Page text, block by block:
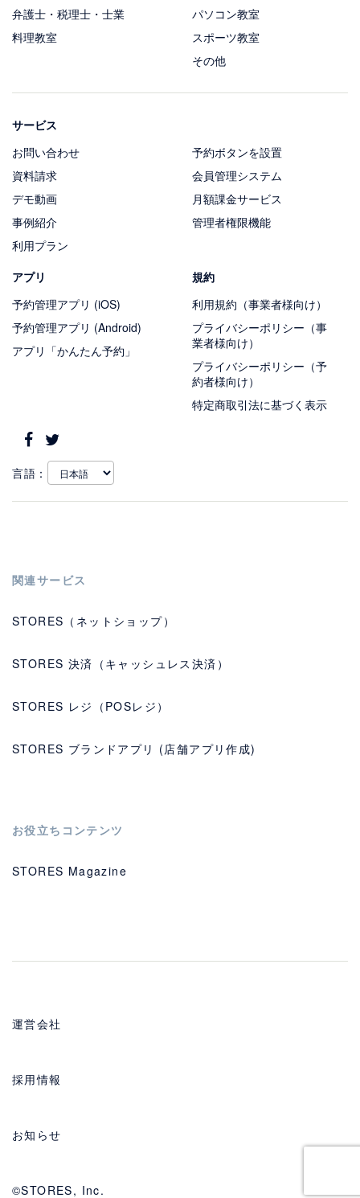
弁護士・税理士・士業
料理教室
パソコン教室
スポーツ教室
その他
サービス
お問い合わせ
資料請求
デモ動画
事例紹介
利用プラン
予約ボタンを設置
会員管理システム
月額課金サービス
管理者権限機能
アプリ
予約管理アプリ (iOS)
予約管理アプリ (Android)
アプリ「かんたん予約」
規約
利用規約（事業者様向け）
プライバシーポリシー（事
業者様向け）
プライバシーポリシー（予
約者様向け）
特定商取引法に基づく表示
言語：
関連サービス
STORES（ネットショップ）
STORES 決済（キャッシュレス決済）
STORES レジ（POSレジ）
STORES ブランドアプリ (店舗アプリ作成)
お役立ちコンテンツ
STORES Magazine
運営会社
採用情報
お知らせ
©STORES, Inc.